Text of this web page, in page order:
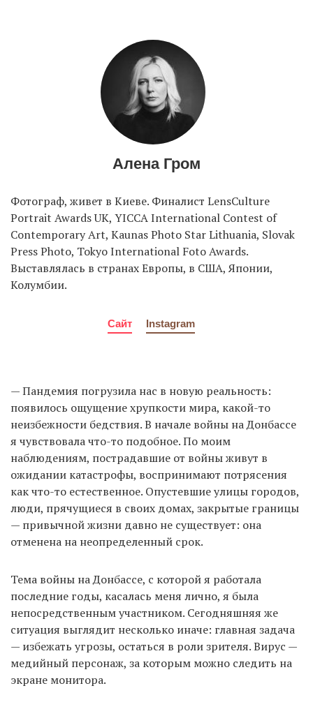
Алена Гром
Фотограф, живет в Киеве. Финалист LensCulture
Portrait Awards UK, YICCA International Contest of
Contemporary Art, Kaunas Photo Star Lithuania, Slovak
Press Photo, Tokyo International Foto Awards.
Выставлялась в странах Европы, в США, Японии,
Колумбии.
Сайт Instagram
— Пандемия погрузила нас в новую реальность:
появилось ощущение хрупкости мира, какой-то
неизбежности бедствия. В начале войны на Донбассе
я чувствовала что-то подобное. По моим
наблюдениям, пострадавшие от войны живут в
ожидании катастрофы, воспринимают потрясения
как что-то естественное. Опустевшие улицы городов,
люди, прячущиеся в своих домах, закрытые границы
— привычной жизни давно не существует: она
отменена на неопределенный срок.
Тема войны на Донбассе, с которой я работала
последние годы, касалась меня лично, я была
непосредственным участником. Сегодняшняя же
ситуация выглядит несколько иначе: главная задача
— избежать угрозы, остаться в роли зрителя. Вирус —
медийный персонаж, за которым можно следить на
экране монитора.